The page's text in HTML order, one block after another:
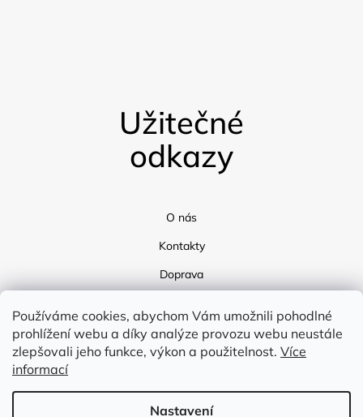
Používáme cookies, abychom Vám umožnili pohodlné
prohlížení webu a díky analýze provozu webu neustále
zlepšovali jeho funkce, výkon a použitelnost. Více
informací
Nastavení
Užitečné
odkazy
O nás
Kontakty
Doprava